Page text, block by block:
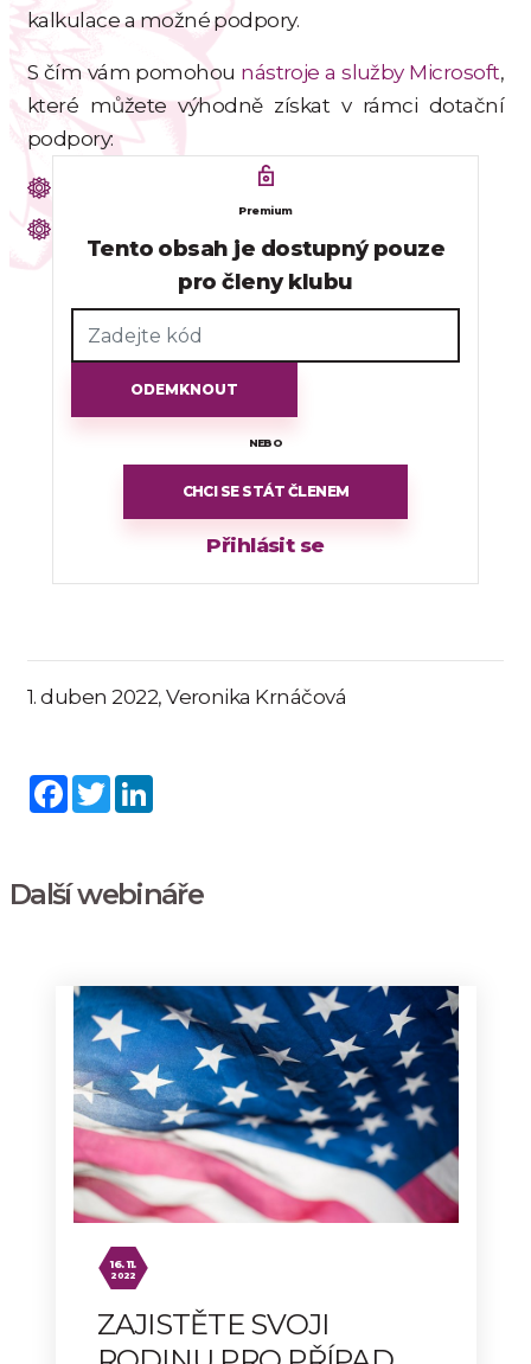
kalkulace a možné podpory.
S čím vám pomohou nástroje a služby Microsoft,
které můžete výhodně získat v rámci dotační
podpory:
Zavedení hybridní a vzdálené práce
Premium
Tento obsah je dostupný pouze
pro členy klubu
ODEMKNOUT
NEBO
CHCI SE STÁT ČLENEM
Přihlásit se
1. duben 2022, Veronika Krnáčová
Facebook
Twitter
Další webináře
16. 11.
2022
ZAJISTĚTE SVOJI